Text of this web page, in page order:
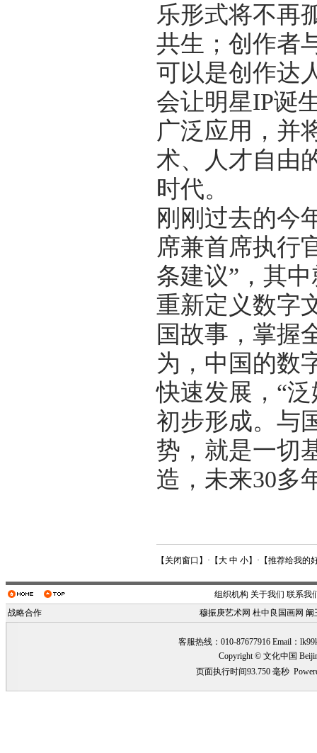
乐形式将不再
共生；创作者
可以是创作达
会让明星IP诞
广泛应用，并
术、人才自由
时代。
刚刚过去的今
席兼首席执行
条建议”，其
重新定义数字
国故事，掌握
为，中国的数
快速发展，“
初步形成。与
势，就是一切
造，未来30多
【 关闭窗口 】·【大 中 小】·【推荐给我的
组织机构 关于我们 联系我
战略合作
穆振庚艺术网 杜中良国画网 阚
客服热线：010-87677916 Email：
Copyright © 文化中国
页面执行时间93.750 毫秒